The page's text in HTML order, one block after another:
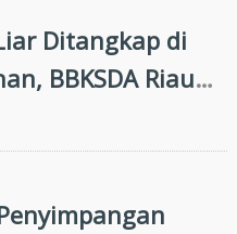
Ditangkap di
BBKSDA Riau